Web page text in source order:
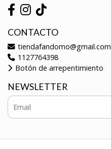
CONTACTO
tiendafandomo@gmail.com
1127764398
Botón de arrepentimiento
NEWSLETTER